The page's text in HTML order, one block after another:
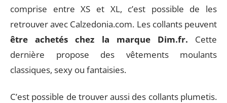
comprise entre XS et XL, c’est possible de les
retrouver avec Calzedonia.com. Les collants peuvent
être achetés chez la marque Dim.fr. Cette
dernière propose des vêtements moulants
classiques, sexy ou fantaisies.
C’est possible de trouver aussi des collants plumetis.